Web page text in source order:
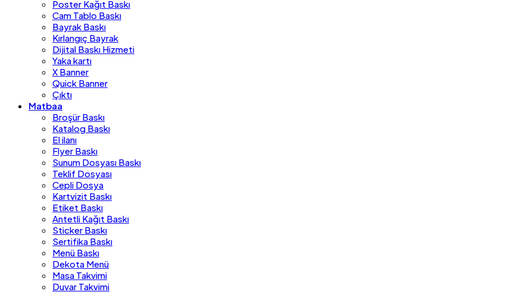
Poster Kağıt Baskı
Cam Tablo Baskı
Bayrak Baskı
Kırlangıç Bayrak
Dijital Baskı Hizmeti
Yaka kartı
X Banner
Quick Banner
Çıktı
Matbaa
Broşür Baskı
Katalog Baskı
El ilanı
Flyer Baskı
Sunum Dosyası Baskı
Teklif Dosyası
Cepli Dosya
Kartvizit Baskı
Etiket Baskı
Antetli Kağıt Baskı
Sticker Baskı
Sertifika Baskı
Menü Baskı
Dekota Menü
Masa Takvimi
Duvar Takvimi